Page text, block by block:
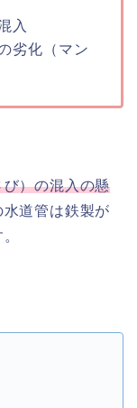
入
劣化（マン
）の混入の懸
道管は鉄製が